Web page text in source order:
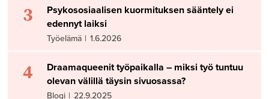
3
Psykososiaalisen kuormituksen sääntely ei
edennyt laiksi
Työelämä | 1.6.2026
4
Draamaqueenit työpaikalla – miksi työ tuntuu
olevan välillä täysin sivuosassa?
Blogi | 22.9.2025